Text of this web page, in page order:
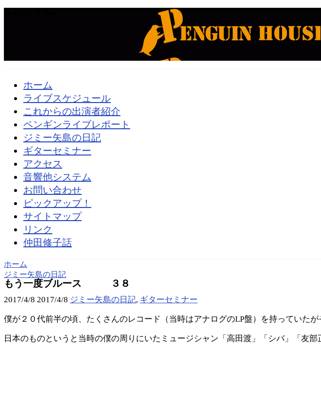
ホーム
ライブスケジュール
これからの出演者紹介
ペンギンライブレポート
ジミー矢島の日記
ギターセミナー
アクセス
音響他システム
お問い合わせ
ピックアップ！
サイトマップ
リンク
仲田修子話
ホーム
ジミー矢島の日記
もう一度ブルース ３８
2017/4/8 2017/4/8 ジミー矢島の日記, ギターセミナー
僕が２０代前半の頃、たくさんのレコード（当時はアナログのLP盤）を持っていた
日本のものというと当時の僕の周りにいたミュージシャン「高田渡」「シバ」「友